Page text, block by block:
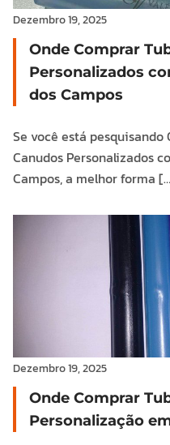
Dezembro 19, 2025
Onde Comprar
Personalizados
dos Campos
Se você está pesquisando
Canudos Personalizados
Campos, a melhor forma
Dezembro 19, 2025
Onde Comprar
Personalização